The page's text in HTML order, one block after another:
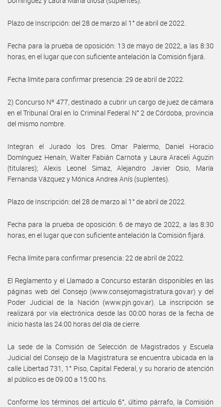
Plazo de Inscripción: del 28 de marzo al 1° de abril de 2022.
Fecha para la prueba de oposición: 13 de mayo de 2022, a las 8:30
horas, en el lugar que con suficiente antelación la Comisión fijará.
Fecha límite para confirmar presencia: 29 de abril de 2022.
2) Concurso Nº 477, destinado a cubrir un cargo de juez de cámara
en el Tribunal Oral en lo Criminal Federal N° 2 de Córdoba, provincia
del mismo nombre.
Integran el Jurado los Dres. Omar Palermo, Daniel Horacio
Domínguez Henaín, Walter Fabián Carnota y Laura Araceli Aguzin
(titulares); Alexis Leonel Simaz, Alejandro Javier Osio, María
Fernanda Vázquez y Mónica Andrea Anís (suplentes).
Plazo de Inscripción: del 28 de marzo al 1° de abril de 2022.
Fecha para la prueba de oposición: 6 de mayo de 2022, a las 8:30
horas, en el lugar que con suficiente antelación la Comisión fijará.
Fecha límite para confirmar presencia: 22 de abril de 2022.
El Reglamento y el Llamado a Concurso estarán disponibles en las
páginas web del Consejo (www.consejomagistratura.gov.ar) y del
Poder Judicial de la Nación (www.pjn.gov.ar). La inscripción se
realizará por vía electrónica desde las 00:00 horas de la fecha de
inicio hasta las 24:00 horas del día de cierre.
La sede de la Comisión de Selección de Magistrados y Escuela
Judicial del Consejo de la Magistratura se encuentra ubicada en la
calle Libertad 731, 1° Piso, Capital Federal, y su horario de atención
al público es de 09:00 a 15:00 hs.
Conforme los términos del artículo 6°, último párrafo, la Comisión